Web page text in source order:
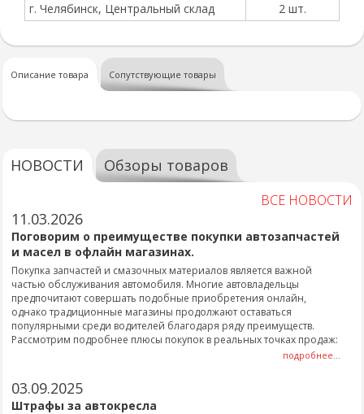
г. Челябинск, Центральный склад
2 шт.
Описание товара Сопутствующие товары
НОВОСТИ Обзоры товаров
ВСЕ НОВОСТИ
11.03.2026
Поговорим о преимуществе покупки автозапчастей
и масел в офлайн магазинах.
Покупка запчастей и смазочных материалов является важной
частью обслуживания автомобиля. Многие автовладельцы
предпочитают совершать подобные приобретения онлайн,
однако традиционные магазины продолжают оставаться
популярными среди водителей благодаря ряду преимуществ.
Рассмотрим подробнее плюсы покупок в реальных точках продаж:
подробнее...
03.09.2025
Штрафы за автокресла